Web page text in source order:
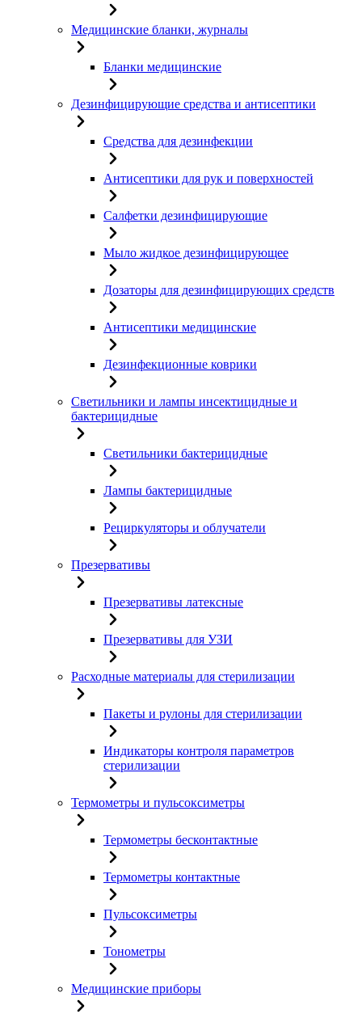
Медицинские бланки, журналы
Бланки медицинские
Дезинфицирующие средства и антисептики
Средства для дезинфекции
Антисептики для рук и поверхностей
Салфетки дезинфицирующие
Мыло жидкое дезинфицирующее
Дозаторы для дезинфицирующих средств
Антисептики медицинские
Дезинфекционные коврики
Светильники и лампы инсектицидные и
бактерицидные
Светильники бактерицидные
Лампы бактерицидные
Рециркуляторы и облучатели
Презервативы
Презервативы латексные
Презервативы для УЗИ
Расходные материалы для стерилизации
Пакеты и рулоны для стерилизации
Индикаторы контроля параметров
стерилизации
Термометры и пульсоксиметры
Термометры бесконтактные
Термометры контактные
Пульсоксиметры
Тонометры
Медицинские приборы